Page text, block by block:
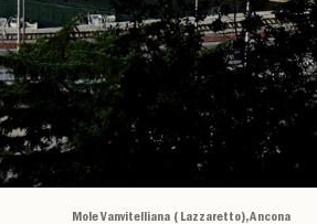
Mole Vanvitelliana (Lazzaretto), Ancona